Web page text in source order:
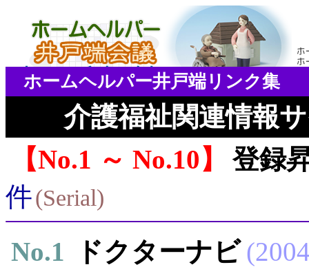
ホームヘルパー井戸端リンク集
介護福祉関連情報
No.1 ～ No.10
登録
件 Serial
No.1 ドクターナビ